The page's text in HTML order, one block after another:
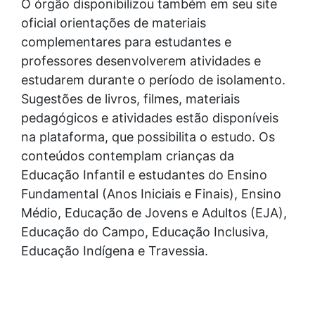
O órgão disponibilizou também em seu site
oficial orientações de materiais
complementares para estudantes e
professores desenvolverem atividades e
estudarem durante o período de isolamento.
Sugestões de livros, filmes, materiais
pedagógicos e atividades estão disponíveis
na plataforma, que possibilita o estudo. Os
conteúdos contemplam crianças da
Educação Infantil e estudantes do Ensino
Fundamental (Anos Iniciais e Finais), Ensino
Médio, Educação de Jovens e Adultos (EJA),
Educação do Campo, Educação Inclusiva,
Educação Indígena e Travessia.